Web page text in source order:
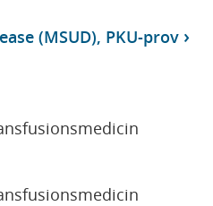
(MSUD), PKU-prov